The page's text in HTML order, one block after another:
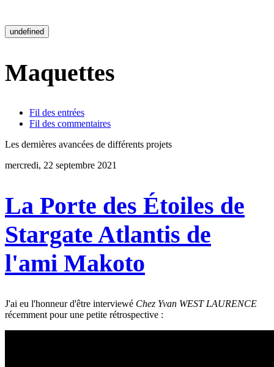
undefined
Maquettes
Fil des entrées
Fil des commentaires
Les dernières avancées de différents projets
mercredi, 22 septembre 2021
La Porte des Étoiles de
Stargate Atlantis de
l'ami Makoto
J'ai eu l'honneur d'être interviewé Chez Yvan WEST LAURENCE
récemment pour une petite rétrospective :